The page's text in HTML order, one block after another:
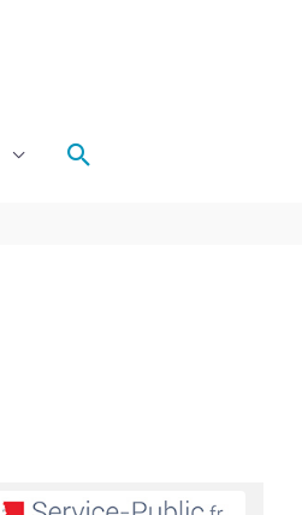
Rechercher